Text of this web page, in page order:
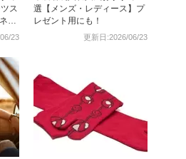
ス
ン
23
選【メンズ・レディース】プ
レゼント用にも！
更新日:2026/06/23